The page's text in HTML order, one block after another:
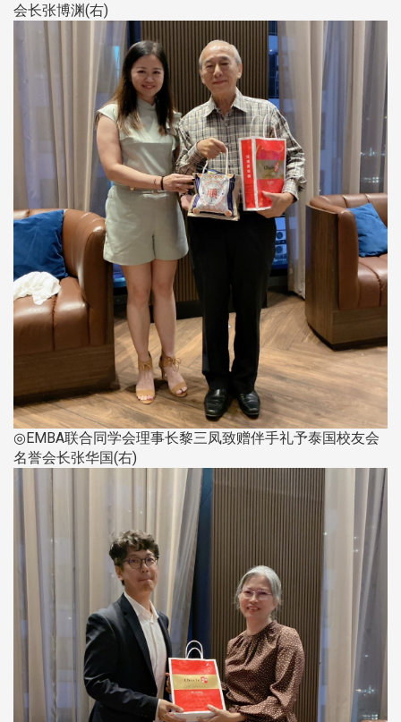
会长张博渊(右)
◎EMBA联合同学会理事长黎三凤致赠伴手礼予泰国校友会
名誉会长张华国(右)